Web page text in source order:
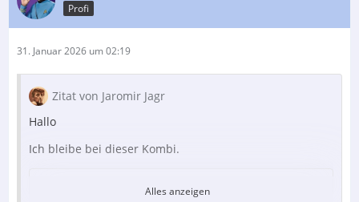
Profi
31. Januar 2026 um 02:19
Zitat von Jaromir Jagr
Hallo
Ich bleibe bei dieser Kombi.
Alles anzeigen